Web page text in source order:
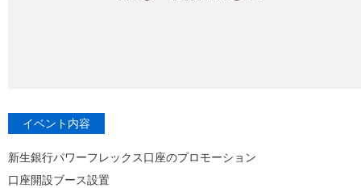
イベント内容
新生銀行パワーフレックス口座のプロモーション
口座開設ブース設置